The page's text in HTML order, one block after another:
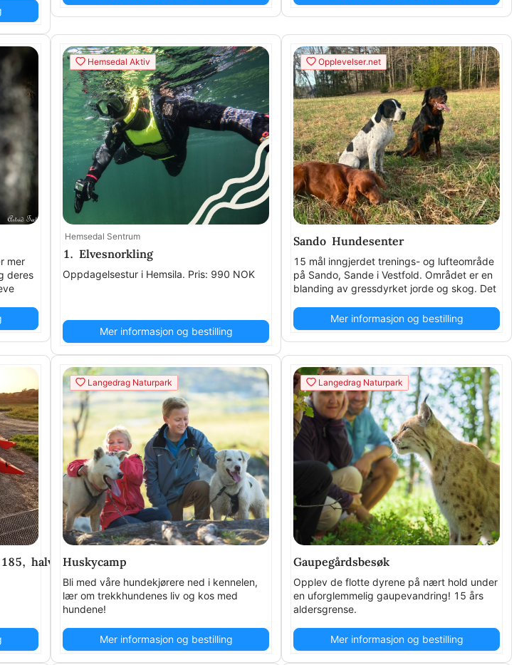
mer
deres
Hemsedal Aktiv
Hemsedal Sentrum
1. Elvesnorkling
Oppdagelsestur i Hemsila. Pris: 990 NOK
Mer informasjon og bestilling
Opplevelser.net
Sando Hundesenter
15 mål inngjerdet trenings- og lufteområde
på Sando, Sande i Vestfold. Området er en
blanding av gressdyrket jorde og skog. Det
time
Mer informasjon og bestilling
halv dag: kr 600 .(Maks. tilgjengelig 2 dobbelkajakker)
Langedrag Naturpark
Huskycamp
Bli med våre hundekjørere ned i kennelen,
lær om trekkhundenes liv og kos med
hundene!
Mer informasjon og bestilling
Langedrag Naturpark
Gaupegårdsbesøk
Opplev de flotte dyrene på nært hold under
en uforglemmelig gaupevandring! 15 års
aldersgrense.
Mer informasjon og bestilling